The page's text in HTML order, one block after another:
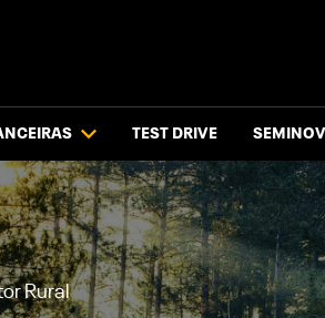
TEST DRIVE
Rural